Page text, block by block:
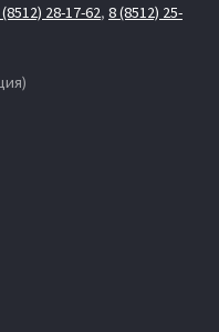
28-17-62, 8 (8512) 25-